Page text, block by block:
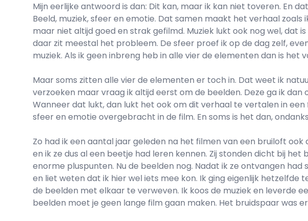
Mijn eerlijke antwoord is dan: Dit kan, maar ik kan niet toveren. En
Beeld, muziek, sfeer en emotie. Dat samen maakt het verhaal
maar niet altijd goed en strak gefilmd. Muziek lukt ook nog wel, dat
daar zit meestal het probleem. De sfeer proef ik op de dag zelf,
muziek. Als ik geen inbreng heb in alle vier de elementen dan is het
Maar soms zitten alle vier de elementen er toch in. Dat weet ik
verzoeken maar vraag ik altijd eerst om de beelden. Deze ga ik
Wanneer dat lukt, dan lukt het ook om dit verhaal te vertalen in
sfeer en emotie overgebracht in de film. En soms is het dan,
Zo had ik een aantal jaar geleden na het filmen van een bruiloft
en ik ze dus al een beetje had leren kennen. Zij stonden dicht bij
enorme pluspunten. Nu de beelden nog. Nadat ik ze ontvangen
en liet weten dat ik hier wel iets mee kon. Ik ging eigenlijk
de beelden met elkaar te verweven. Ik koos de muziek en leverde
beelden moet je geen lange film gaan maken. Het bruidspaar was